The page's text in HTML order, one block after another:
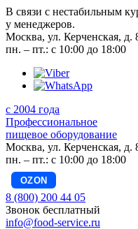
В связи с нестабильным
у менеджеров.
Москва, ул. Керченская, д.
пн. – пт.: с 10:00 до 18:00
с 2004 года
Профессиональное
пищевое оборудование
Москва, ул. Керченская, д.
пн. – пт.: с 10:00 до 18:00
OZON
8 (800) 200 44 05
Звонок бесплатный
info@food-service.ru